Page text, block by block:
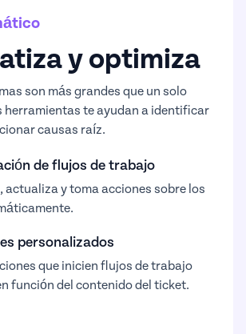
y optimiza
son más grandes que un solo
herramientas te ayudan a identificar
causas raíz.
de flujos de trabajo
actualiza y toma acciones sobre los
personalizados
que inicien flujos de trabajo
función del contenido del ticket.